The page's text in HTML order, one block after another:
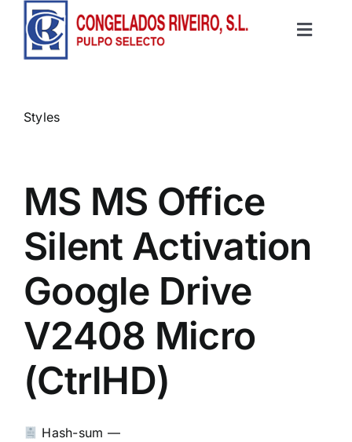
Saltar
contenido
Toggle
Productos
Contacto
Styles
MS MS Office
Silent Activation
Google Drive
V2408 Micro
(CtrlHD)
Hash-sum —